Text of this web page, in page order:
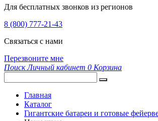
Для бесплатных звонков из регионов
8 (800) 777-21-43
Связаться с нами
Перезвоните мне
Поиск Личный кабинет 0 Корзина
Главная
Каталог
Гигантские батареи и готовые